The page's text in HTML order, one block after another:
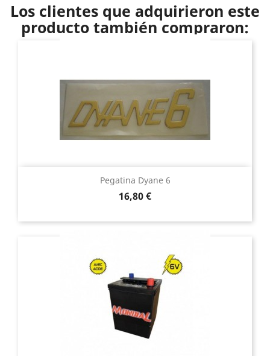
Los clientes que adquirieron este
producto también compraron:
Pegatina Dyane 6
Precio
16,80 €